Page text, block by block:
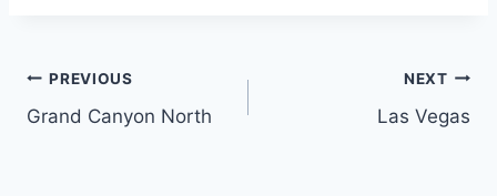
Post
navigation
PREVIOUS
Grand Canyon North
NEXT
Las Vegas